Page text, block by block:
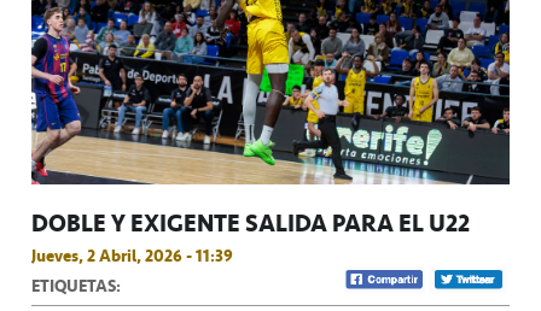
DOBLE Y EXIGENTE SALIDA PARA EL U22
Jueves, 2 Abril, 2026 - 11:39
ETIQUETAS: